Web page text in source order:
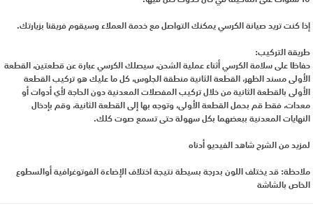
إذا كنت تريد صيانة الكرسي يمكنك التواصل مع خدمة العملاء وسيقوم فريقنا بزيارتك.
طريقة التركيب:
حفاظا على سلامة الكرسي أثناء عملية الشحن، سيصلك الكرسي عبارة عن قطعتين، القطعة
الأولى مسند الظهر، القطعة الثانية منطقة الجلوس، كل ما عليك هو تركيب القطعة
الأولى بالقطعة الثانية من خلال تركيب المفصلات المعدنية دون الحاجة لأي أدوات أو
معدات، فقط قم بحمل القطعة الأولى، وتوجه بها إلى القطعة الثانية، وقم بإدخال
النهايات المعدنية ببعضهما بكل سهولة حتى تسمع صوت كلك.
لمزيد من الشرح شاهد الفيديو أدناه
ملاحظة: قد يختلف اللون بدرجة بسيطة نتيجة اختلاف الإضاءة الفوتوغرافية أوالسطوع
الخاص بالشاشة